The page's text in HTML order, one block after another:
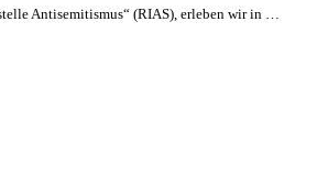
Antisemitismus“ (RIAS), erleben wir in …